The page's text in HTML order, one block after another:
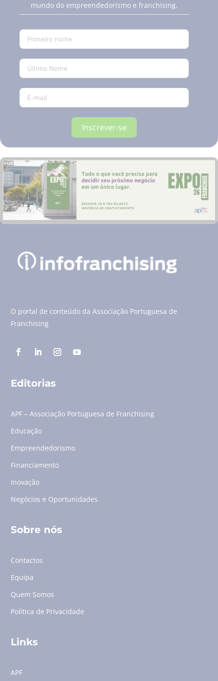
mundo do empreendedorismo e franchising.
Inscrever-se
PUB
O portal de conteúdo da Associação Portuguesa de
Franchising
Editorias
APF – Associação Portuguesa de Franchising
Educação
Empreendedorismo
Financiamento
Inovação
Negócios e Oportunidades
Sobre nós
Contactos
Equipa
Quem Somos
Política de Privacidade
Links
APF